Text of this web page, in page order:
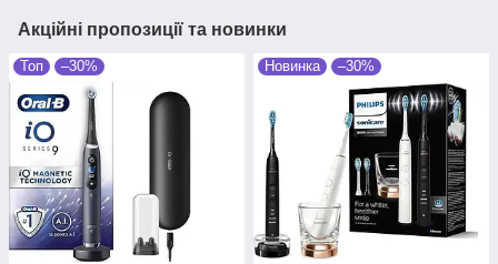
Акційні пропозиції та новинки
Топ –30% Новинка –30%